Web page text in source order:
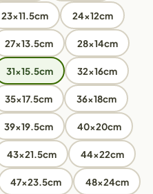
23x11.5cm 24x12cm
27x13.5cm 28x14cm
31x15.5cm 32x16cm
35x17.5cm 36x18cm
39x19.5cm 40x20cm
43x21.5cm 44x22cm
47x23.5cm 48x24cm